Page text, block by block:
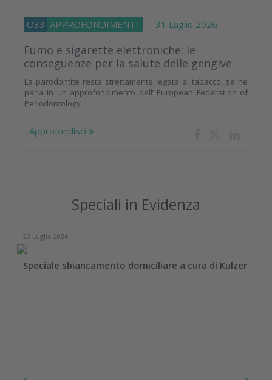
O33 APPROFONDIMENTI 31 Luglio 2026
Fumo e sigarette elettroniche: le
conseguenze per la salute delle gengive
La parodontite resta strettamente legata al tabacco, se ne
parla in un approfondimento dell’ European Federation of
Periodontology
Approfondisci
Speciali in Evidenza
20 Luglio 2026
Speciale sbiancamento domiciliare a cura di Kulzer